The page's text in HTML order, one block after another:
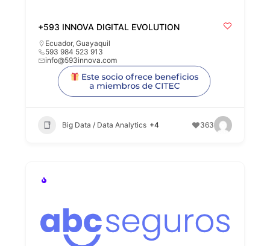
+593 INNOVA DIGITAL EVOLUTION
Ecuador,Guayaquil
593 984 523 913
info@593innova.com
Big Data / Data Analytics +4 363